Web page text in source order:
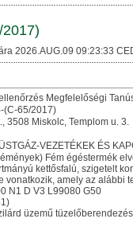
2026.AUG.09 09:23:33
Megfelelőségi
(C-65/2017)
3508 Miskolc, Templom u. 3.
VEZETÉKEK ÉS
Fém égéstermék
kettősfalú, szigetelt
vonatkozik, amely az alábbi
N1 D V3 L99080 G50
üzemű